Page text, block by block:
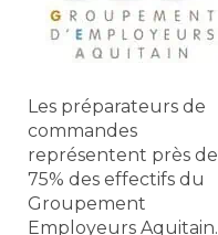
Les préparateurs de
commandes
représentent près de
75% des effectifs du
Groupement
Employeurs Aquitain.